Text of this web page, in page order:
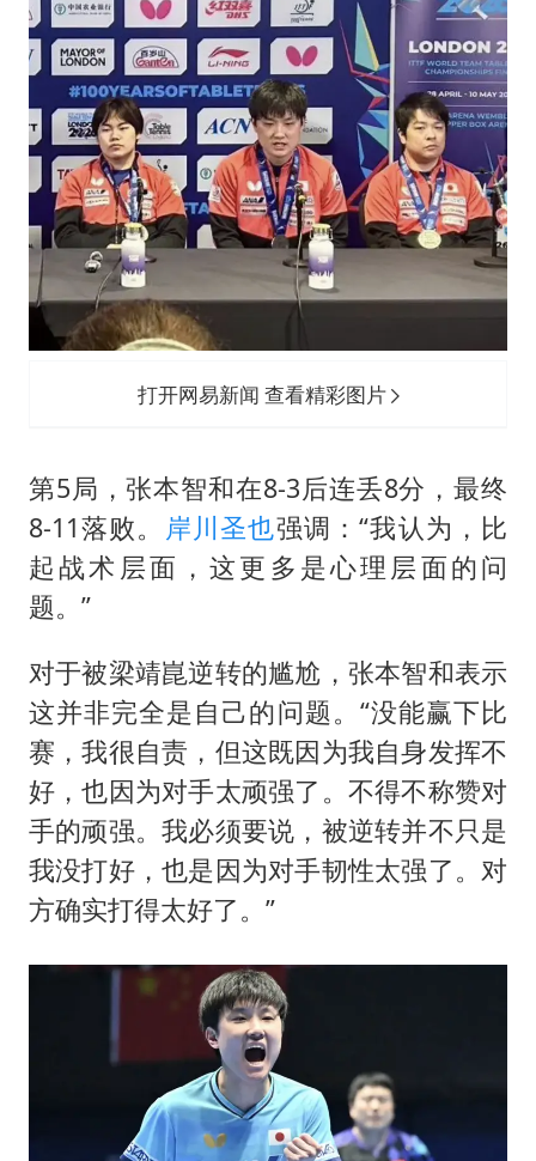
打开网易新闻 查看精彩图片
第5局，张本智和在8-3后连丢8分，最终
8-11落败。 岸川圣也强调：“我认为，比
起战术层面，这更多是心理层面的问
题。”
对于被梁靖崑逆转的尴尬，张本智和表示
这并非完全是自己的问题。“没能赢下比
赛，我很自责，但这既因为我自身发挥不
好，也因为对手太顽强了。不得不称赞对
手的顽强。我必须要说，被逆转并不只是
我没打好，也是因为对手韧性太强了。对
方确实打得太好了。”